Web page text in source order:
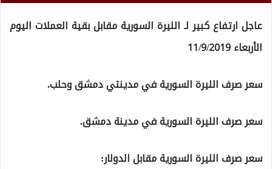
عاجل ارتفاع كبير لـ الليرة السورية مقابل بقية العملات اليوم
الأربعاء 11/9/2019
سعر صرف الليرة السورية في مدينتي دمشق وحلب.
سعر صرف الليرة السورية في مدينة دمشق.
سعر صرف الليرة السورية مقابل الدولار: